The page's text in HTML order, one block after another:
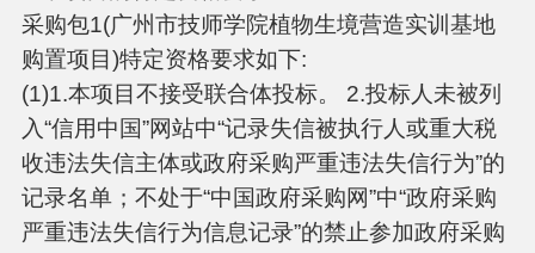
采购包1(广州市技师学院植物生境营造实训基地
购置项目)特定资格要求如下:
(1)1.本项目不接受联合体投标。 2.投标人未被列
入“信用中国”网站中“记录失信被执行人或重大税
收违法失信主体或政府采购严重违法失信行为”的
记录名单；不处于“中国政府采购网”中“政府采购
严重违法失信行为信息记录”的禁止参加政府采购